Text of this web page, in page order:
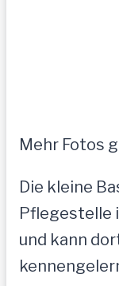
Mehr Fotos
Die kleine
Pflegestelle
und kann